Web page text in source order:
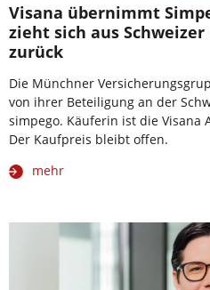
Visana übernimmt
zieht sich aus
zurück
Die Münchner
von ihrer Beteiligung an der
simpego. Käuferin ist die Visana
Der Kaufpreis bleibt offen.
mehr